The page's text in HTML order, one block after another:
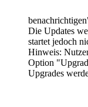
Die Updates
startet jedoch
Hinweis:
Option
Upgrades